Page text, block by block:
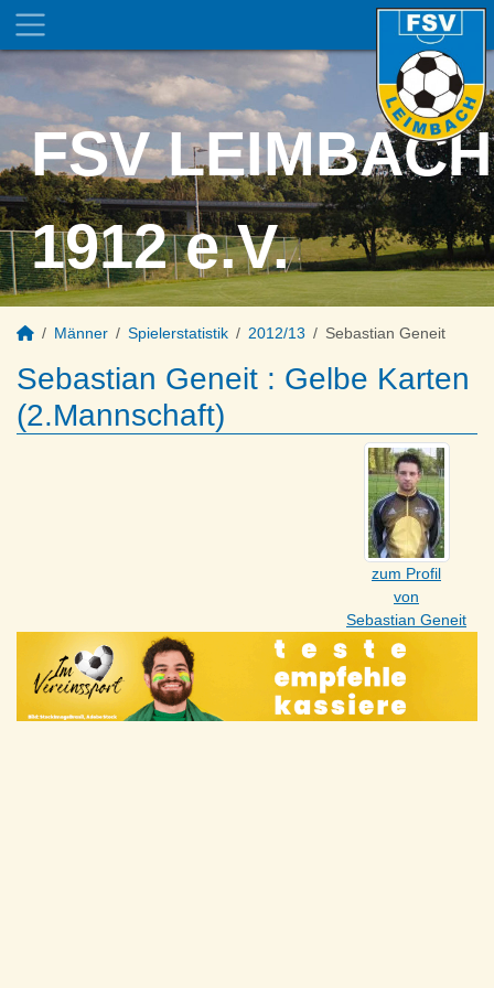
FSV LEIMBACH
1912 e.V.
Männer Spielerstatistik 2012/13 Sebastian Geneit
Sebastian Geneit : Gelbe Karten
(2.Mannschaft)
zum Profil
von
Sebastian Geneit